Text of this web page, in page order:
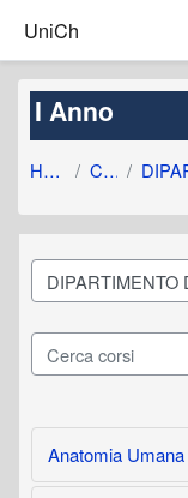
UniCh
I Anno
Home Corsi
Categorie di corso
Cerca corsi
Anatomia